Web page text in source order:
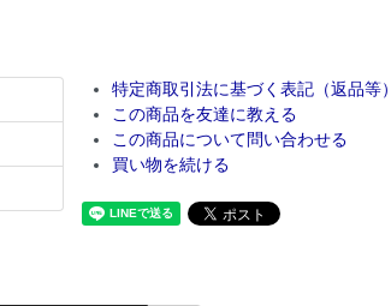
特定商取引法に基づく表記（返品等）
この商品を友達に教える
この商品について問い合わせる
買い物を続ける